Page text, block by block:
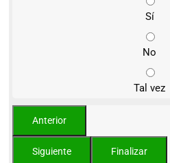
Sí
No
Tal vez